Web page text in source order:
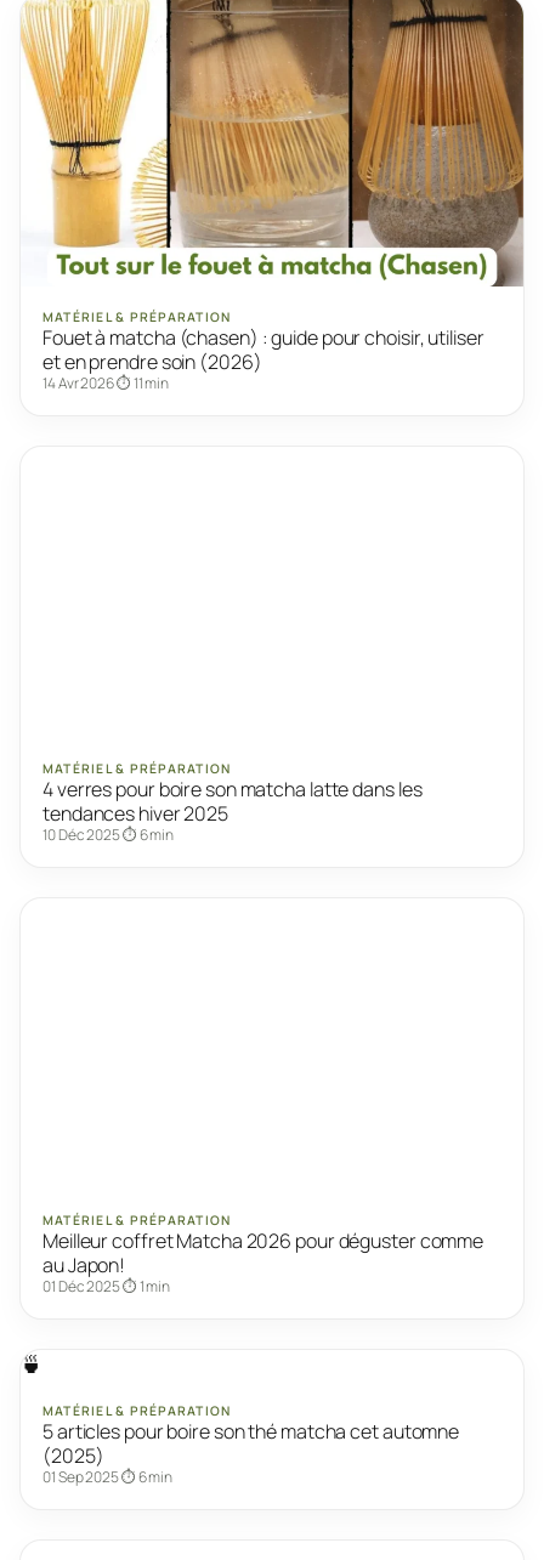
MATÉRIEL & PRÉPARATION
Fouet à matcha (chasen) : guide pour choisir, utiliser
et en prendre soin (2026)
14 Avr 2026⏱ 11 min
MATÉRIEL & PRÉPARATION
4 verres pour boire son matcha latte dans les
tendances hiver 2025
10 Déc 2025⏱ 6 min
MATÉRIEL & PRÉPARATION
Meilleur coffret Matcha 2026 pour déguster comme
au Japon!
01 Déc 2025⏱ 1 min
🍵
MATÉRIEL & PRÉPARATION
5 articles pour boire son thé matcha cet automne
(2025)
01 Sep 2025⏱ 6 min